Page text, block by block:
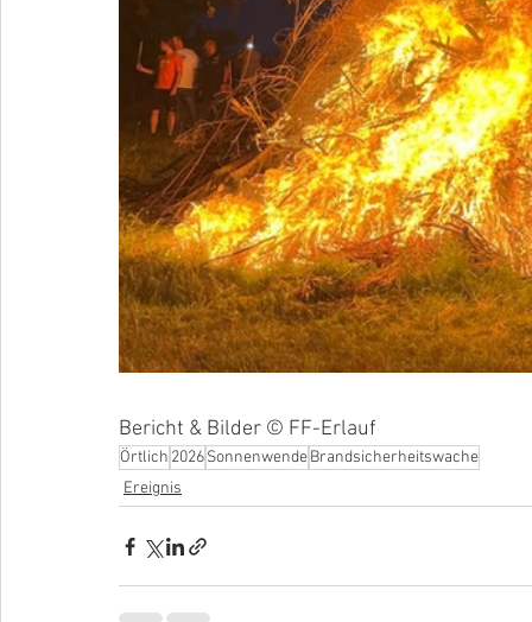
Bericht & Bilder © FF-Erlauf
Örtlich 2026SonnenwendeBrandsicherheitswache
Ereignis